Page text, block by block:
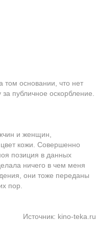
том основании, что нет
публичное оскорбление.
и женщин,
кожи. Совершенно
позиция в данных
ничего в чем меня
они тоже переданы
пор.
Источник: kino-teka.ru